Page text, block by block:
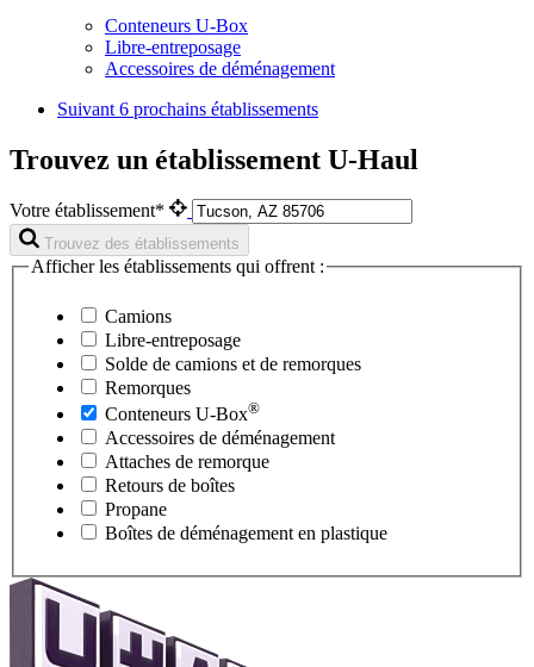
Conteneurs U-Box
Libre-entreposage
Accessoires de déménagement
Suivant 6 prochains établissements
Trouvez un établissement U-Haul
Votre établissement*
Trouvez des établissements
Afficher les établissements qui offrent :
Camions
Libre-entreposage
Solde de camions et de remorques
Remorques
Conteneurs U-Box®
Accessoires de déménagement
Attaches de remorque
Retours de boîtes
Propane
Boîtes de déménagement en plastique